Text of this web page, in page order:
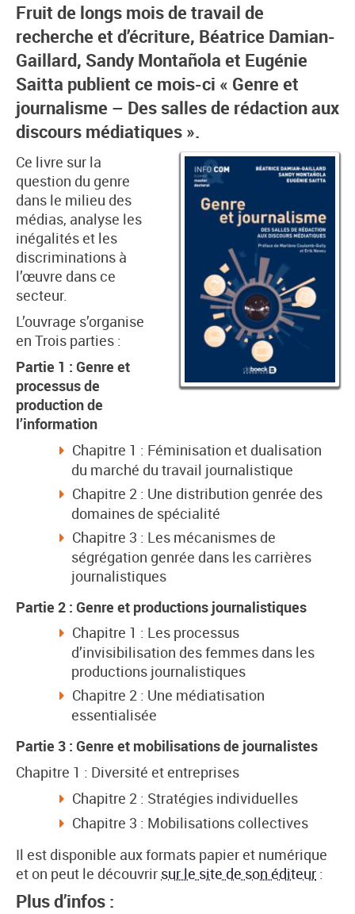
Fruit de longs mois de travail de
recherche et d’écriture, Béatrice Damian-
Gaillard, Sandy Montañola et Eugénie
Saitta publient ce mois-ci « Genre et
journalisme – Des salles de rédaction aux
discours médiatiques ».
Ce livre sur la
question du genre
dans le milieu des
médias, analyse les
inégalités et les
discriminations à
l’œuvre dans ce
secteur.
L’ouvrage s’organise
en Trois parties :
Partie 1 : Genre et
processus de
production de
l’information
Chapitre 1 : Féminisation et dualisation
du marché du travail journalistique
Chapitre 2 : Une distribution genrée des
domaines de spécialité
Chapitre 3 : Les mécanismes de
ségrégation genrée dans les carrières
journalistiques
Partie 2 : Genre et productions journalistiques
Chapitre 1 : Les processus
d’invisibilisation des femmes dans les
productions journalistiques
Chapitre 2 : Une médiatisation
essentialisée
Partie 3 : Genre et mobilisations de journalistes
Chapitre 1 : Diversité et entreprises
Chapitre 2 : Stratégies individuelles
Chapitre 3 : Mobilisations collectives
Il est disponible aux formats papier et numérique
et on peut le découvrir sur le site de son éditeur :
Plus d’infos :